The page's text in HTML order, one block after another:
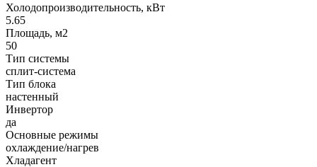
Холодопроизводительность, кВт
5.65
Площадь, м2
50
Тип системы
сплит-система
Тип блока
настенный
Инвертор
да
Основные режимы
охлаждение/нагрев
Хладагент